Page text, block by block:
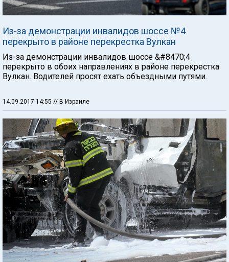
Из-за демонстрации инвалидов шоссе №4
перекрыто в районе перекрестка Вулкан
Из-за демонстрации инвалидов шоссе &#8470;4
перекрыто в обоих направлениях в районе перекрестка
Вулкан. Водителей просят ехать объездными путями.
14.09.2017 14:55 // В Израиле